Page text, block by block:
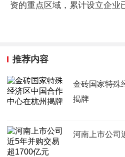
资的重点区域，累计设立企业
推荐内容
金砖国家特殊
揭牌
河南上市公司